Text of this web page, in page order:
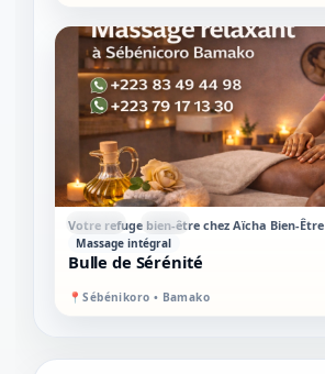
STANDARD MIXTE
Bulle de Sérénité
Votre refuge bien-être chez Aïcha Bien-Être
Massage intégral
📍Sébénikoro • Bamako